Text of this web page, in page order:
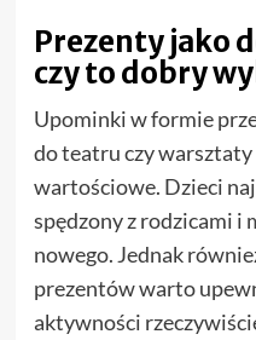
Prezenty jako
czy to dobry
Upominki w formie
do teatru czy
wartościowe. Dzieci
spędzony z rodzicami i
nowego. Jednak
prezentów warto
aktywności